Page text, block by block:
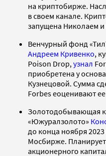
на криптобирже.
в своем канале.
запущена Николаем
Венчурный фонд
Андреем Кривенко,
Poison Drop,узнал
приобретена у
Кузнецовой. Сумма
Forbes еоценивают
Золотодобывающая
«Южуралзолото»
до конца ноября 2023
Мосбирже.
акционерного